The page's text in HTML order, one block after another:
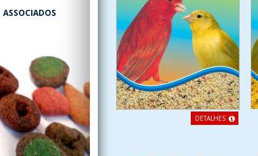
ASSOCIADOS
DETALHES